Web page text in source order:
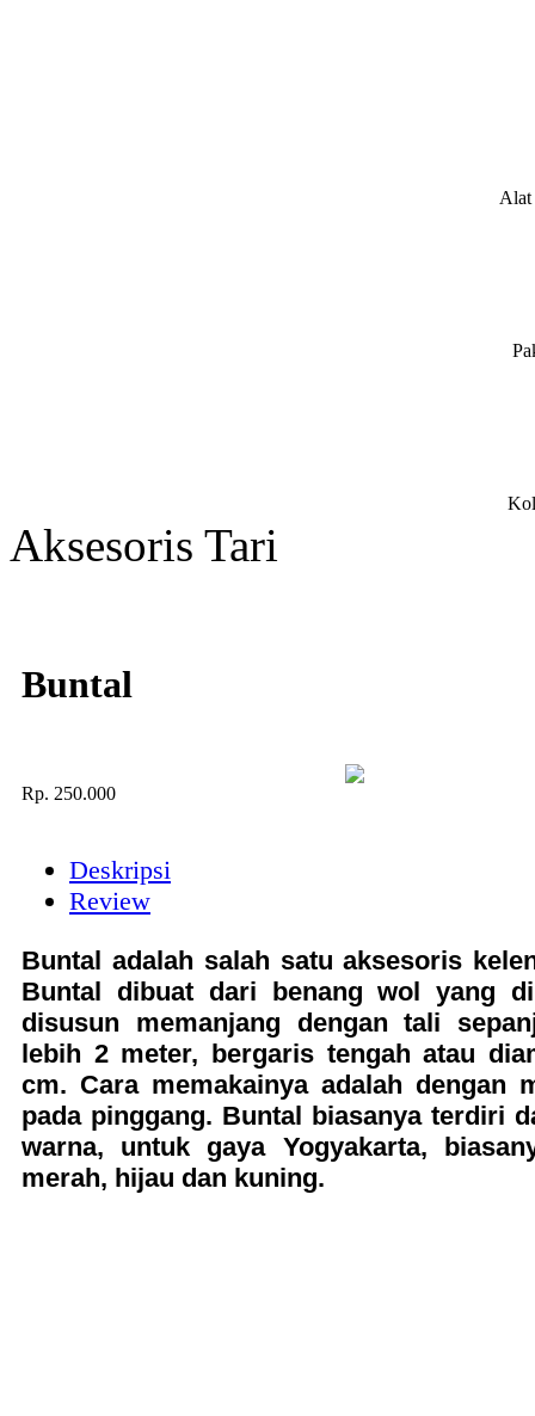
Alat
Aksesoris Tari
Buntal
Rp. 250.000
Deskripsi
Review
Buntal adalah salah satu aksesoris
Buntal dibuat dari benang wol yang
disusun memanjang dengan tali
lebih 2 meter, bergaris tengah atau
cm. Cara memakainya adalah dengan
pada pinggang. Buntal biasanya terdiri
warna, untuk gaya Yogyakarta,
merah, hijau dan kuning.